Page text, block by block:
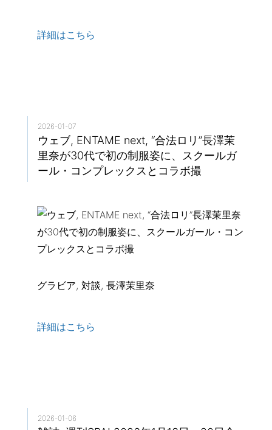
詳細はこちら
2026-01-07
ウェブ, ENTAME next, “合法ロリ”長澤茉
里奈が30代で初の制服姿に、スクールガ
ール・コンプレックスとコラボ撮
グラビア, 対談, 長澤茉里奈
詳細はこちら
2026-01-06